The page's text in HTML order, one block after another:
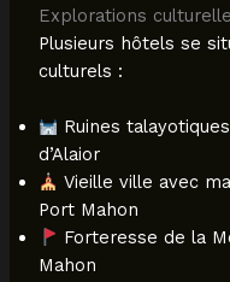
Explorations
Plusieurs hôtels se
culturels :
Ruines
d’Alaior
Vieille ville avec
Port Mahon
Forteresse de la
Mahon